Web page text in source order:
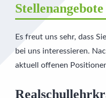
Stellenangebote
Es freut uns sehr, dass
bei uns interessieren.
aktuell offenen